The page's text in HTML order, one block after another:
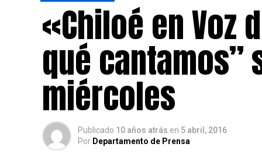
«Chiloé en Voz
qué cantamos”
miércoles
Publicado 10 años atrás en 5 abril, 2016
Por Departamento de Prensa